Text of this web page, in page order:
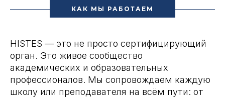
КАК МЫ РАБОТАЕМ
HISTES — это не просто сертифицирующий
орган. Это живое сообщество
академических и образовательных
профессионалов. Мы сопровождаем каждую
школу или преподавателя на всём пути: от